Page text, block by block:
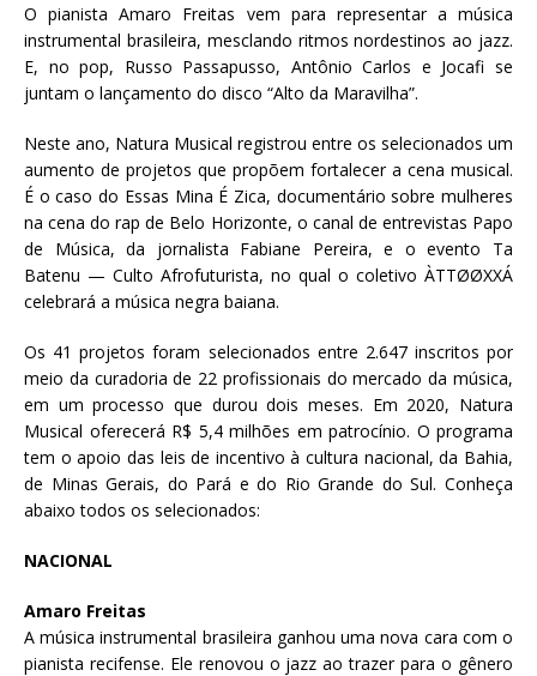
O pianista Amaro Freitas vem para representar a música
instrumental brasileira, mesclando ritmos nordestinos ao jazz.
E, no pop, Russo Passapusso, Antônio Carlos e Jocafi se
juntam o lançamento do disco “Alto da Maravilha”.
Neste ano, Natura Musical registrou entre os selecionados um
aumento de projetos que propõem fortalecer a cena musical.
É o caso do Essas Mina É Zica, documentário sobre mulheres
na cena do rap de Belo Horizonte, o canal de entrevistas Papo
de Música, da jornalista Fabiane Pereira, e o evento Ta
Batenu — Culto Afrofuturista, no qual o coletivo ÀTTØØXXÁ
celebrará a música negra baiana.
Os 41 projetos foram selecionados entre 2.647 inscritos por
meio da curadoria de 22 profissionais do mercado da música,
em um processo que durou dois meses. Em 2020, Natura
Musical oferecerá R$ 5,4 milhões em patrocínio. O programa
tem o apoio das leis de incentivo à cultura nacional, da Bahia,
de Minas Gerais, do Pará e do Rio Grande do Sul. Conheça
abaixo todos os selecionados:
NACIONAL
Amaro Freitas
A música instrumental brasileira ganhou uma nova cara com o
pianista recifense. Ele renovou o jazz ao trazer para o gênero